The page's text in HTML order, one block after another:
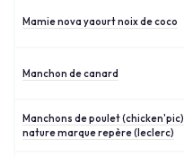
Mamie nova yaourt noix de coco
Manchon de canard
Manchons de poulet (chicken'pic)
nature marque repère (leclerc)